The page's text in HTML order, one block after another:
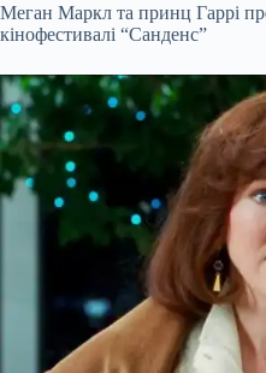
Меган Маркл та принц Гаррі
кінофестивалі “Санденс”